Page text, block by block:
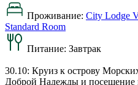
Проживание: City Lodge
Standard Room
Питание: Завтрак
30.10: Круиз к острову
Доброй Надежды и посещение